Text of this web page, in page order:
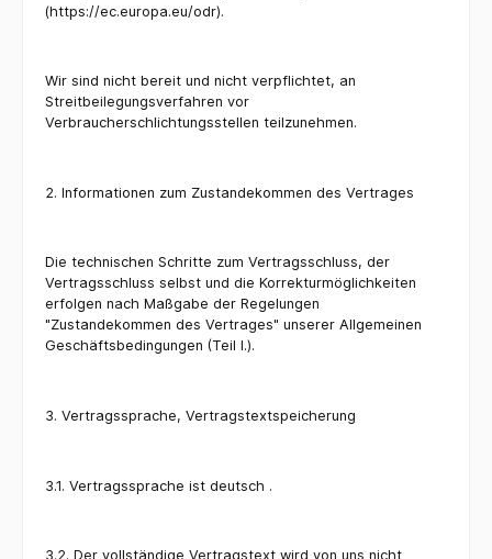
(https://ec.europa.eu/odr).
Wir sind nicht bereit und nicht verpflichtet, an
Streitbeilegungsverfahren vor
Verbraucherschlichtungsstellen teilzunehmen.
2. Informationen zum Zustandekommen des Vertrages
Die technischen Schritte zum Vertragsschluss, der
Vertragsschluss selbst und die Korrekturmöglichkeiten
erfolgen nach Maßgabe der Regelungen
"Zustandekommen des Vertrages" unserer Allgemeinen
Geschäftsbedingungen (Teil I.).
3. Vertragssprache, Vertragstextspeicherung
3.1. Vertragssprache ist deutsch .
3.2. Der vollständige Vertragstext wird von uns nicht